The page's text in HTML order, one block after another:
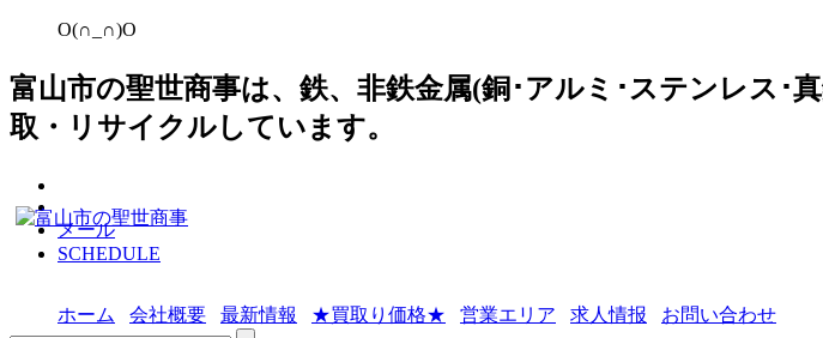
O(∩_∩)O
富山市の聖世商事は、鉄、非鉄金属(銅･アルミ･ステンレス･
取・リサイクルしています。
メール
SCHEDULE
ホーム 会社概要 最新情報 ★買取り価格★ 営業エリア 求人情报 お問い合わせ